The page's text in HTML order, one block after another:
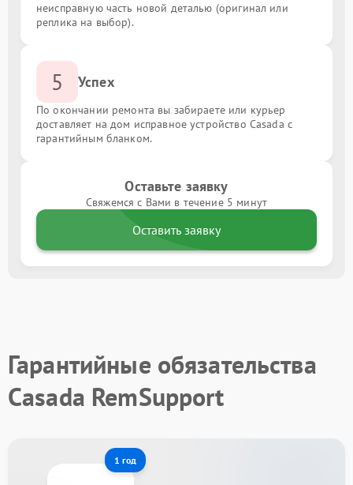
неисправную часть новой деталью (оригинал или
реплика на выбор).
5 Успех
По окончании ремонта вы забираете или курьер
доставляет на дом исправное устройство Casada с
гарантийным бланком.
Оставьте заявку
Свяжемся с Вами в течение 5 минут
Оставить заявку
Гарантийные обязательства
Casada RemSupport
1 год